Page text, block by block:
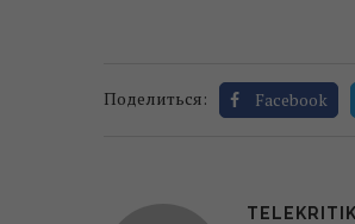
Поделиться: Facebook